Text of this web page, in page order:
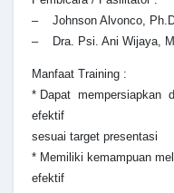
– Johnson Alvonco,
– Dra. Psi. Ani Wijaya,
Manfaat Training :
* Dapat mempersiapkan
efektif
sesuai target presentasi
* Memiliki kemampuan
efektif